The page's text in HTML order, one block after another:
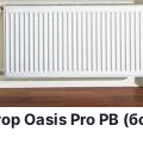
Oasis Pro PB